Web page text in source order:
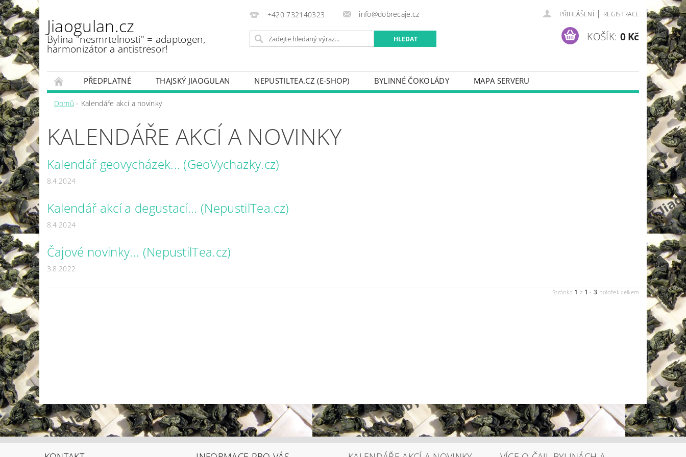
Jiaogulan.cz
Bylina "nesmrtelnosti" = adaptogen,
harmonizátor a antistresor!
+420 732140323 info@dobrecaje.cz PŘIHLÁŠENÍ | REGISTRACE
KOŠÍK: 0 Kč
PŘEDPLATNÉ THAJSKÝ JIAOGULAN NEPUSTILTEA.CZ (E-SHOP) BYLINNÉ ČOKOLÁDY MAPA SERVERU
Domů Kalendáře akcí a novinky
KALENDÁŘE AKCÍ A NOVINKY
Kalendář geovycházek... (GeoVychazky.cz)
8.4.2024
Kalendář akcí a degustací... (NepustilTea.cz)
8.4.2024
Čajové novinky... (NepustilTea.cz)
3.8.2022
Stránka 1 z 1 -3 položek celkem